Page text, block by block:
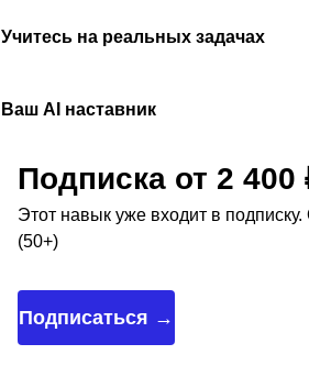
Учитесь на реальных задачах
Ваш AI наставник
Подписка от 2 400
Этот навык уже входит в
(50+)
Подписаться →